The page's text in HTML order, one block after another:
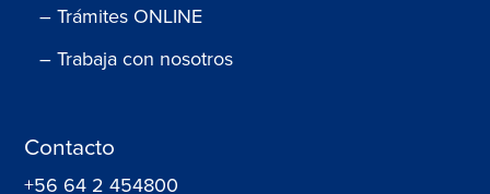
– Trámites ONLINE
– Trabaja con nosotros
Contacto
+56 64 2 454800